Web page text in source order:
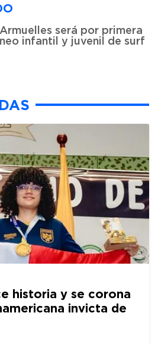
será por primera
infantil y juvenil de surf
historia y se corona
invicta de